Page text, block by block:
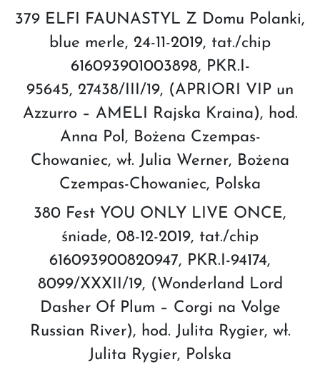
379 ELFI FAUNASTYL Z Domu Polanki,
blue merle, 24-11-2019, tat./chip
616093901003898, PKR.I-
95645, 27438/III/19, (APRIORI VIP un
Azzurro – AMELI Rajska Kraina), hod.
Anna Pol, Bożena Czempas-
Chowaniec, wł. Julia Werner, Bożena
Czempas-Chowaniec, Polska
380 Fest YOU ONLY LIVE ONCE,
śniade, 08-12-2019, tat./chip
616093900820947, PKR.I-94174,
8099/XXXII/19, (Wonderland Lord
Dasher Of Plum – Corgi na Volge
Russian River), hod. Julita Rygier, wł.
Julita Rygier, Polska